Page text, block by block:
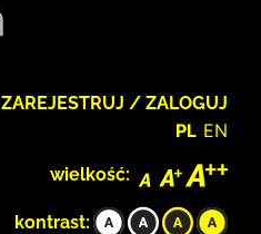
ZAREJESTRUJ / ZALOGUJ
PL EN
wielkość:
kontrast: